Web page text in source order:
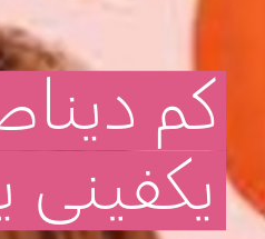
كم
يكفيني